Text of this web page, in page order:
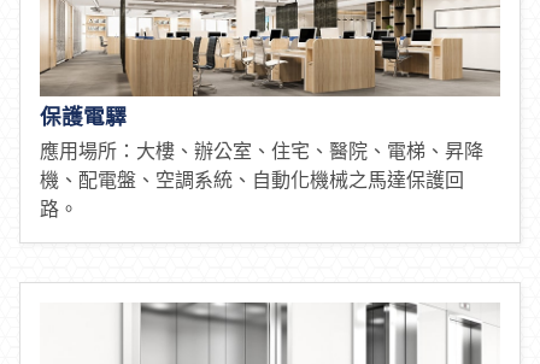
保護電驛
應用場所：大樓、辦公室、住宅、醫院、電梯、昇降
機、配電盤、空調系統、自動化機械之馬達保護回
路。